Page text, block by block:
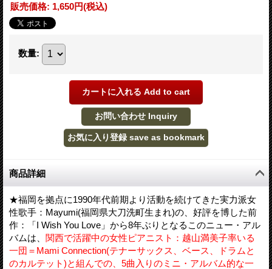
販売価格: 1,650円(税込)
数量:
商品詳細
★福岡を拠点に1990年代前期より活動を続けてきた実力派女
性歌手：Mayumi(福岡県大刀洗町生まれ)の、好評を博した前
作：「I Wish You Love」から8年ぶりとなるこのニュー・アル
バムは、 関西で活躍中の女性ピアニスト：越山満美子率いる
一団＝Mami Connection(テナーサックス、ベース、ドラムと
のカルテット)と組んでの、5曲入りのミニ・アルバム的な一